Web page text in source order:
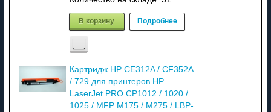
В корзину Подробнее
Картридж HP CE312A / CF352A
/ 729 для принтеров HP
LaserJet PRO CP1012 / 1020 /
1025 / MFP M175 / M275 / LBP-